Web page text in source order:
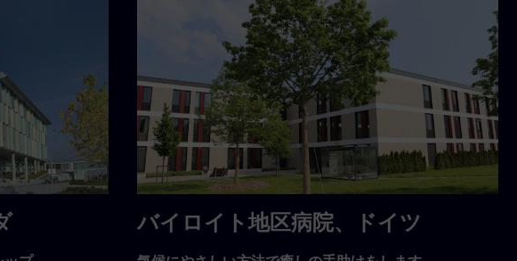
バイロイト地区病院、ドイツ